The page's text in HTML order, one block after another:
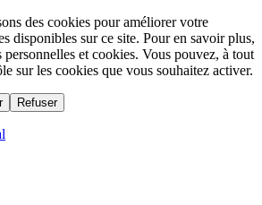
des cookies pour améliorer votre
disponibles sur ce site. Pour en savoir plus,
et cookies. Vous pouvez, à tout
sur les cookies que vous souhaitez activer.
Refuser